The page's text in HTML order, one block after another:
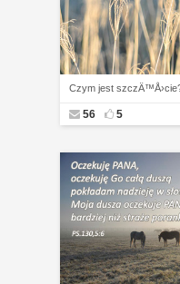
Czym jest
56 5